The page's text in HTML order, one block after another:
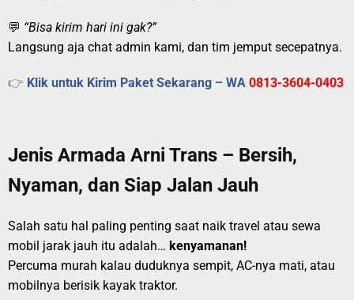
💬 “Bisa kirim hari ini gak?”
Langsung aja chat admin kami, dan tim jemput secepatnya.
👉 Klik untuk Kirim Paket Sekarang – WA 0813-3604-0403
Jenis Armada Arni Trans – Bersih,
Nyaman, dan Siap Jalan Jauh
Salah satu hal paling penting saat naik travel atau sewa
mobil jarak jauh itu adalah… kenyamanan!
Percuma murah kalau duduknya sempit, AC-nya mati, atau
mobilnya berisik kayak traktor.